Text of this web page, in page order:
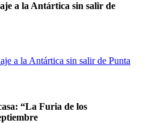
a la Antártica sin salir de
“La Furia de los